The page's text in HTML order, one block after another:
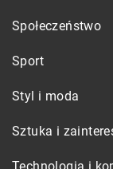
Społeczeństwo
Sport
Styl i moda
Sztuka i